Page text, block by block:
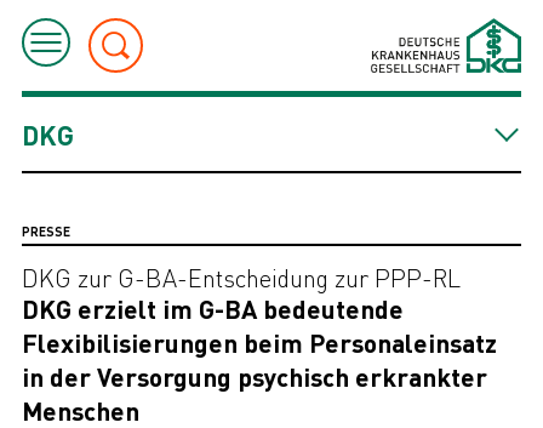
DKG
PRESSE
DKG zur G-BA-Entscheidung zur PPP-RL
DKG erzielt im G-BA bedeutende
Flexibilisierungen beim Personaleinsatz
in der Versorgung psychisch erkrankter
Menschen